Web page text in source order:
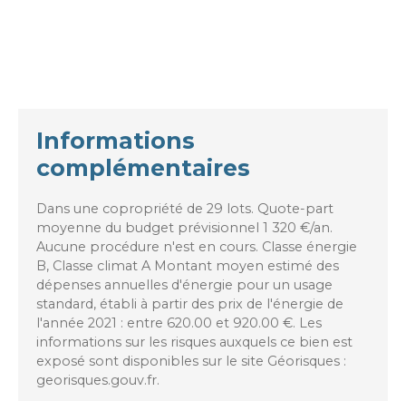
Informations
complémentaires
Dans une copropriété de 29 lots. Quote-part
moyenne du budget prévisionnel 1 320 €/an.
Aucune procédure n'est en cours. Classe énergie
B, Classe climat A Montant moyen estimé des
dépenses annuelles d'énergie pour un usage
standard, établi à partir des prix de l'énergie de
l'année 2021 : entre 620.00 et 920.00 €. Les
informations sur les risques auxquels ce bien est
exposé sont disponibles sur le site Géorisques :
georisques.gouv.fr.